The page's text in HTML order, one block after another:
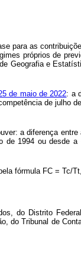
para as
próprios de
Geografia e
de maio de 2022: a
de julho
a diferença
de 1994 ou desde
fórmula FC = Tc/
do Distrito
do Tribunal de